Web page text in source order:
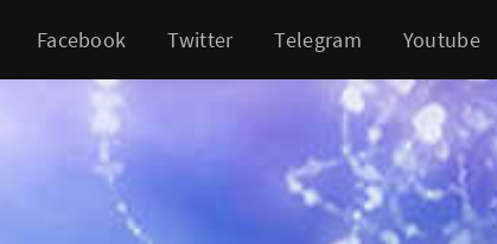
Facebook Twitter Telegram Youtube